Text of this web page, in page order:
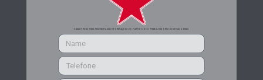
CADASTRE-SE PARA RECEBER MAIS INFORMAÇÕES DO PARTIDO DOS TRABALHADORES DE MINAS GERAIS